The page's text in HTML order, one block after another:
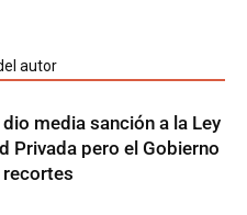
autor
dio media sanción a la Ley
Privada pero el Gobierno